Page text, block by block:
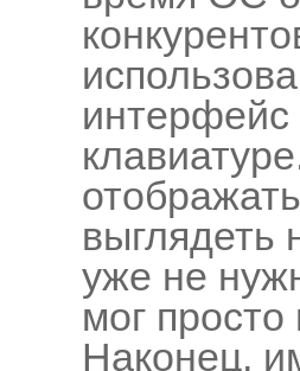
выглядеть
уже не
мог
Наконец,